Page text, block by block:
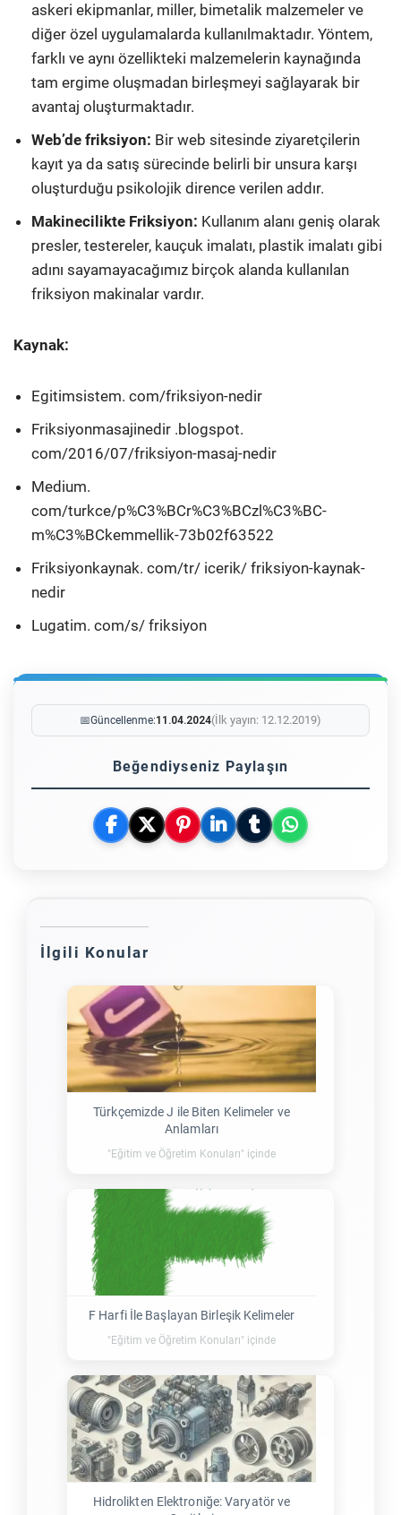
askeri ekipmanlar, miller, bimetalik malzemeler ve
diğer özel uygulamalarda kullanılmaktadır. Yöntem,
farklı ve aynı özellikteki malzemelerin kaynağında
tam ergime oluşmadan birleşmeyi sağlayarak bir
avantaj oluşturmaktadır.
Web’de friksiyon: Bir web sitesinde ziyaretçilerin
kayıt ya da satış sürecinde belirli bir unsura karşı
oluşturduğu psikolojik dirence verilen addır.
Makinecilikte Friksiyon: Kullanım alanı geniş olarak
presler, testereler, kauçuk imalatı, plastik imalatı gibi
adını sayamayacağımız birçok alanda kullanılan
friksiyon makinalar vardır.
Kaynak:
Egitimsistem. com/friksiyon-nedir
Friksiyonmasajinedir .blogspot.
com/2016/07/friksiyon-masaj-nedir
Medium.
com/turkce/p%C3%BCr%C3%BCzl%C3%BC-
m%C3%BCkemmellik-73b02f63522
Friksiyonkaynak. com/tr/ icerik/ friksiyon-kaynak-
nedir
Lugatim. com/s/ friksiyon
📅Güncellenme:11.04.2024(İlk yayın: 12.12.2019)
Beğendiyseniz Paylaşın
İlgili Konular
Türkçemizde J ile Biten Kelimeler ve
Anlamları
"Eğitim ve Öğretim Konuları" içinde
F Harfi İle Başlayan Birleşik Kelimeler
"Eğitim ve Öğretim Konuları" içinde
Hidrolikten Elektroniğe: Varyatör ve